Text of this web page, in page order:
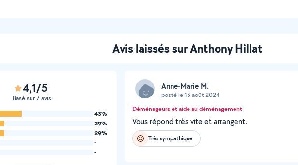
Avis laissés sur Anthony Hillat
4,1/5
Basé sur 7 avis
43%
29%
29%
-
-
Anne-Marie M.
posté le 13 août 2024
Déménageurs et aide au déménagement
Vous répond très vite et arrangent.
Très sympathique